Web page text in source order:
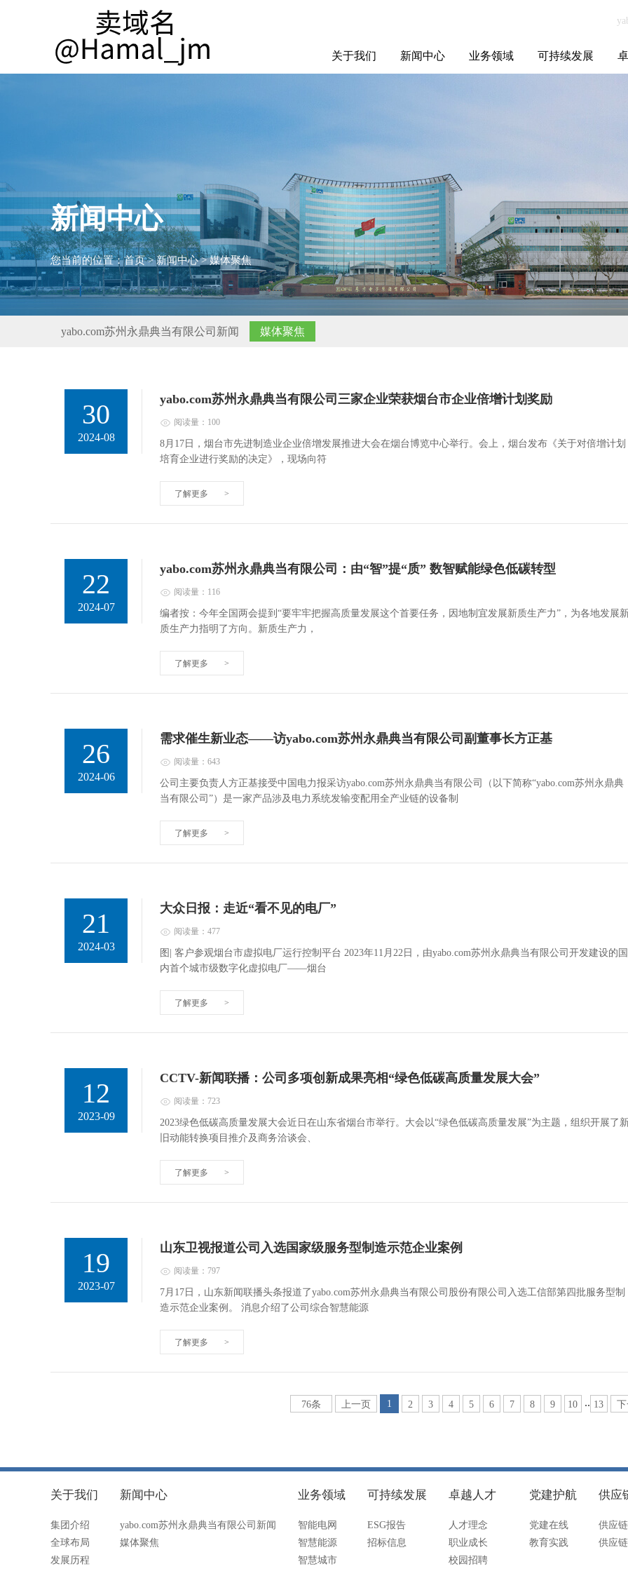
关于我们 新闻中心 业务领域 可持续发展
新闻中心
您当前的位置：首页>新闻中心>媒体聚焦
yabo.com苏州永鼎典当有限公司新闻 媒体聚焦
30
2024-08
yabo.com苏州永鼎典当有限公司三家企业荣获烟台市企业倍增计划奖励
阅读量：100
8月17日，烟台市先进制造业企业倍增发展推进大会在烟台博览中心举行。会上，烟台发布《关于对倍增计划
培育企业进行奖励的决定》，现场向符
了解更多 >
22
2024-07
yabo.com苏州永鼎典当有限公司：由“智”提“质” 数智赋能绿色低碳转型
阅读量：116
编者按：今年全国两会提到“要牢牢把握高质量发展这个首要任务，因地制宜发展新质生产力”，为各地发展
质生产力指明了方向。新质生产力，
了解更多 >
26
2024-06
需求催生新业态——访yabo.com苏州永鼎典当有限公司副董事长方正基
阅读量：643
公司主要负责人方正基接受中国电力报采访yabo.com苏州永鼎典当有限公司（以下简称“yabo.com苏州永鼎典
当有限公司”）是一家产品涉及电力系统发输变配用全产业链的设备制
了解更多 >
21
2024-03
大众日报：走近“看不见的电厂”
阅读量：477
图| 客户参观烟台市虚拟电厂运行控制平台 2023年11月22日，由yabo.com苏州永鼎典当有限公司开发建设的国
内首个城市级数字化虚拟电厂——烟台
了解更多 >
12
2023-09
CCTV-新闻联播：公司多项创新成果亮相“绿色低碳高质量发展大会”
阅读量：723
2023绿色低碳高质量发展大会近日在山东省烟台市举行。大会以“绿色低碳高质量发展”为主题，组织开展了
旧动能转换项目推介及商务洽谈会、
了解更多 >
19
2023-07
山东卫视报道公司入选国家级服务型制造示范企业案例
阅读量：797
7月17日，山东新闻联播头条报道了yabo.com苏州永鼎典当有限公司股份有限公司入选工信部第四批服务型制
造示范企业案例。 消息介绍了公司综合智慧能源
了解更多 >
76条 上一页 1 2 3 4 5 6 7 8 9 10 .. 13
关于我们
集团介绍
全球布局
发展历程
新闻中心
yabo.com苏州永鼎典当有限公司新闻
媒体聚焦
业务领域
智能电网
智慧能源
智慧城市
可持续发展
ESG报告
招标信息
卓越人才
人才理念
职业成长
校园招聘
党建护航
党建在线
教育实践
供应
供应
供应